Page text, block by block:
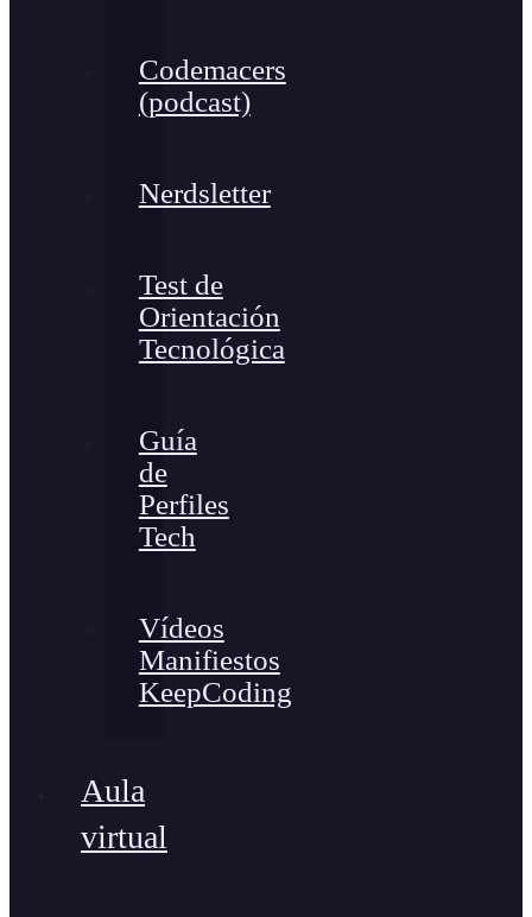
Codemacers
(podcast)
Nerdsletter
Test de
Orientación
Tecnológica
Guía
de
Perfiles
Tech
Vídeos
Manifiestos
KeepCoding
Aula
virtual